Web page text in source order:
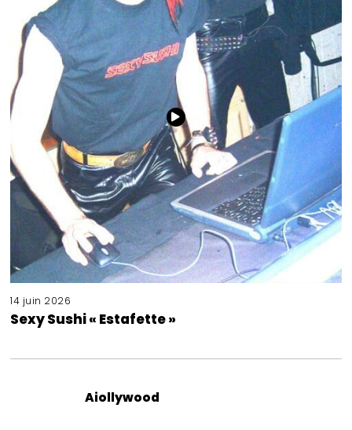
14 juin 2026
Sexy Sushi « Estafette »
Aiollywood